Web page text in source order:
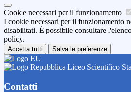
Cookie necessari per il funzionamento
I cookie necessari per il funzionamento
disabilitati. È possibile consultare
policy.
Accetta tutti Salva le preferenze
Liceo Scientifico
Contatti